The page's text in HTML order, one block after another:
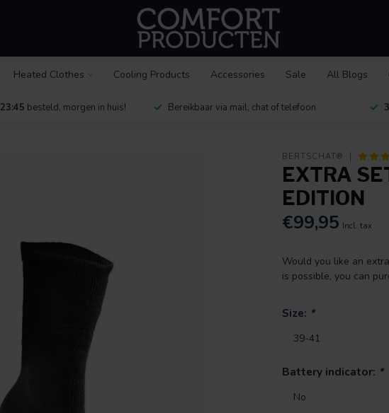
Heated Clothes Cooling Products Accessories Sale All Blogs
23:45 besteld, morgen in huis! Bereikbaar via mail, chat of telefoon
BERTSCHAT®
EXTRA
EDITION
€99,95 Incl. tax
Would you like an
is possible, you can
Size: *
Battery indicator: *